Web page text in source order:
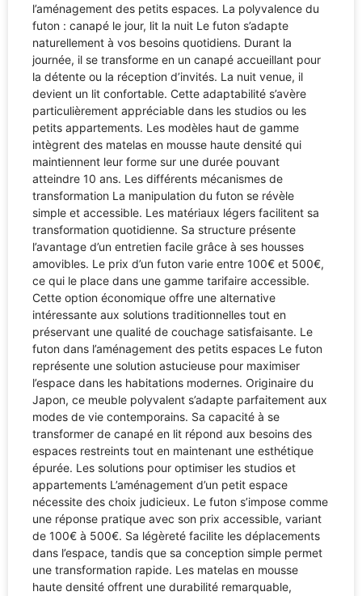
l’aménagement des petits espaces. La polyvalence du
futon : canapé le jour, lit la nuit Le futon s’adapte
naturellement à vos besoins quotidiens. Durant la
journée, il se transforme en un canapé accueillant pour
la détente ou la réception d’invités. La nuit venue, il
devient un lit confortable. Cette adaptabilité s’avère
particulièrement appréciable dans les studios ou les
petits appartements. Les modèles haut de gamme
intègrent des matelas en mousse haute densité qui
maintiennent leur forme sur une durée pouvant
atteindre 10 ans. Les différents mécanismes de
transformation La manipulation du futon se révèle
simple et accessible. Les matériaux légers facilitent sa
transformation quotidienne. Sa structure présente
l’avantage d’un entretien facile grâce à ses housses
amovibles. Le prix d’un futon varie entre 100€ et 500€,
ce qui le place dans une gamme tarifaire accessible.
Cette option économique offre une alternative
intéressante aux solutions traditionnelles tout en
préservant une qualité de couchage satisfaisante. Le
futon dans l’aménagement des petits espaces Le futon
représente une solution astucieuse pour maximiser
l’espace dans les habitations modernes. Originaire du
Japon, ce meuble polyvalent s’adapte parfaitement aux
modes de vie contemporains. Sa capacité à se
transformer de canapé en lit répond aux besoins des
espaces restreints tout en maintenant une esthétique
épurée. Les solutions pour optimiser les studios et
appartements L’aménagement d’un petit espace
nécessite des choix judicieux. Le futon s’impose comme
une réponse pratique avec son prix accessible, variant
de 100€ à 500€. Sa légèreté facilite les déplacements
dans l’espace, tandis que sa conception simple permet
une transformation rapide. Les matelas en mousse
haute densité offrent une durabilité remarquable,